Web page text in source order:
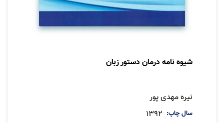
شیوه نامه درمان دستور زبان
نیره مهدی پور
سال چاپ 1392